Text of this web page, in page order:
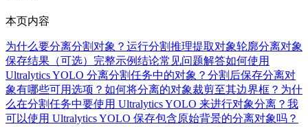
本页内容
为什么要分离分割对象？ 运行分割推理提取对象轮廓分离对象
保存结果（可选） 完整示例结论常见问题解答如何使用
Ultralytics YOLO 分离分割任务中的对象？ 分割后保存分离对
象有哪些可用选项？ 如何将分离的对象裁剪至其边界框？ 为什
么在分割任务中要使用 Ultralytics YOLO 来进行对象分离？ 我
可以使用 Ultralytics YOLO 保存包含原始背景的分离对象吗？